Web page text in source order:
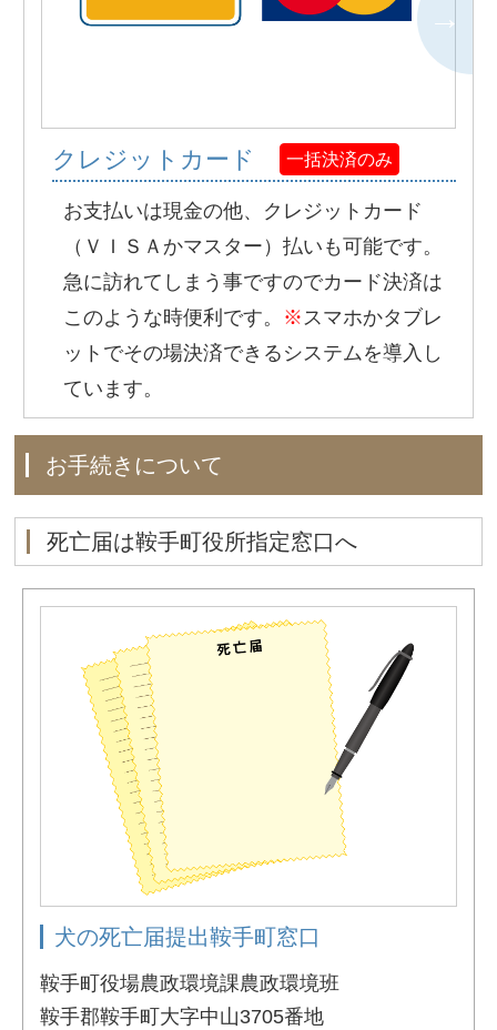
クレジットカード 一括決済のみ
お支払いは現金の他、クレジットカード
（ＶＩＳＡかマスター）払いも可能です。
急に訪れてしまう事ですのでカード決済は
このような時便利です。 ※スマホかタブレ
ットでその場決済できるシステムを導入し
ています。
お手続きについて
死亡届は鞍手町役所指定窓口へ
犬の死亡届提出鞍手町窓口
鞍手町役場農政環境課農政環境班
鞍手郡鞍手町大字中山3705番地